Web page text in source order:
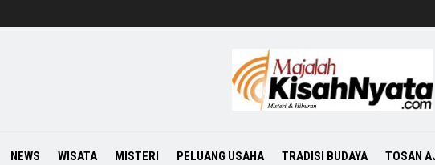
NEWS WISATA MISTERI PELUANG USAHA TRADISI BUDAYA TOSAN